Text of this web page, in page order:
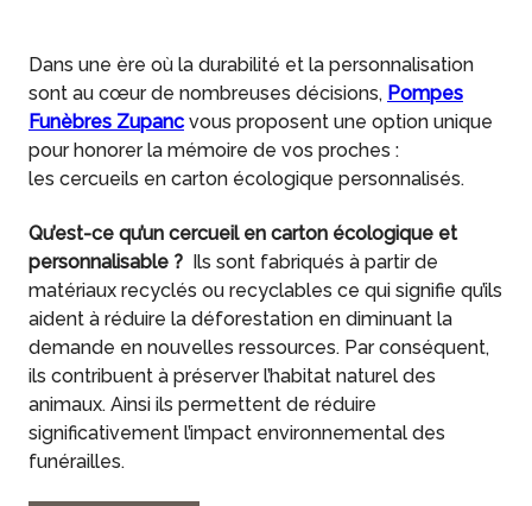
Dans une ère où la durabilité et la personnalisation
sont au cœur de nombreuses décisions, Pompes
Funèbres Zupanc vous proposent une option unique
pour honorer la mémoire de vos proches :
les cercueils en carton écologique personnalisés.
Qu’est-ce qu’un cercueil en carton écologique et
personnalisable ? Ils sont fabriqués à partir de
matériaux recyclés ou recyclables ce qui signifie qu’ils
aident à réduire la déforestation en diminuant la
demande en nouvelles ressources. Par conséquent,
ils contribuent à préserver l’habitat naturel des
animaux. Ainsi ils permettent de réduire
significativement l’impact environnemental des
funérailles.